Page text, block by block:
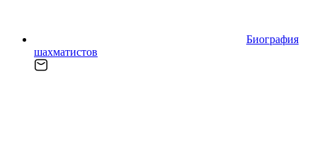
Биография
шахматистов